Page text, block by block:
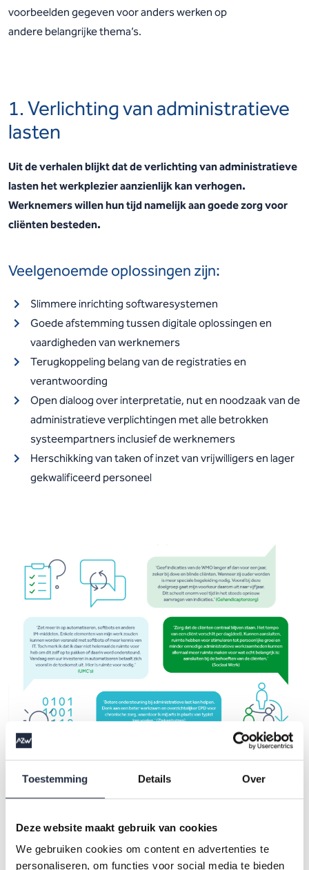
Toestemming Details Over
Deze website maakt gebruik van cookies
We gebruiken cookies om content en advertenties te
personaliseren, om functies voor social media te bieden
voorbeelden gegeven voor anders werken op
andere belangrijke thema’s.
1. Verlichting van administratieve
lasten
Uit de verhalen blijkt dat de verlichting vanadministratieve
lasten het werkplezier aanzienlijkkan verhogen.
Werknemers willen hun tijd namelijkaan goede zorg voor
cliënten besteden.
Veelgenoemde oplossingen zijn:
Slimmere inrichting softwaresystemen
Goede afstemming tussen digitale oplossingen en
vaardigheden van werknemers
Terugkoppeling belang van de registraties en
verantwoording
Open dialoog over interpretatie, nut en noodzaak van de
administratieve verplichtingen met alle betrokken
systeempartners inclusief de werknemers
Herschikking van taken of inzet van vrijwilligers en lager
gekwalificeerd personeel
Werknemers ervaren een kloof tussen hun eigen